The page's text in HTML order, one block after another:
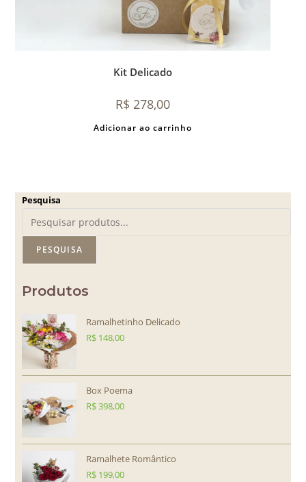
Kit Delicado
R$ 278,00
Adicionar ao carrinho
Pesquisa
PESQUISA
Produtos
Ramalhetinho Delicado
R$ 148,00
Box Poema
R$398,00
Ramalhete Romântico
R$ 199,00